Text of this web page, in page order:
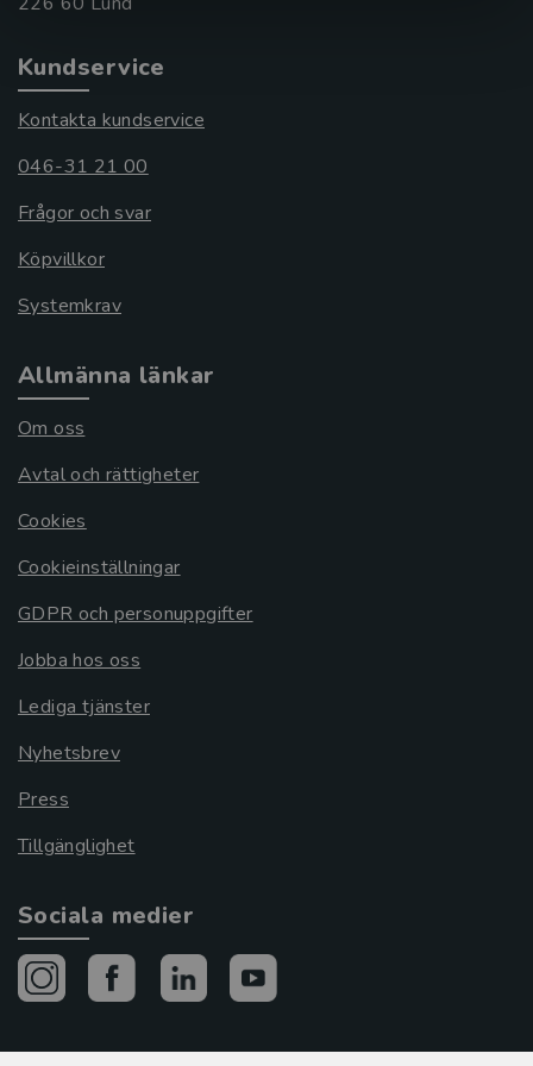
Kundservice
Kontakta kundservice
046-31 21 00
Frågor och svar
Köpvillkor
Systemkrav
Allmänna länkar
Om oss
Avtal och rättigheter
Cookies
Cookieinställningar
GDPR och personuppgifter
Jobba hos oss
Lediga tjänster
Nyhetsbrev
Press
Tillgänglighet
Sociala medier